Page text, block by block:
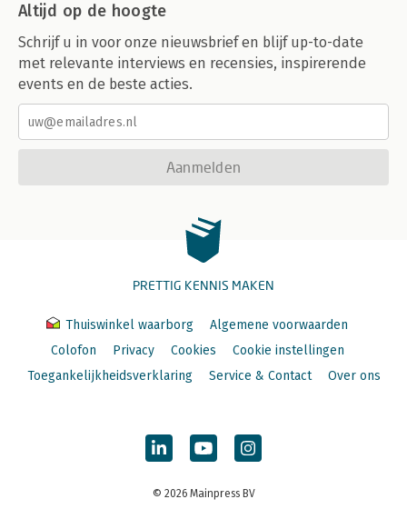
Altijd op de hoogte
Schrijf u in voor onze nieuwsbrief en blijf up-to-date
met relevante interviews en recensies, inspirerende
events en de beste acties.
Aanmelden
PRETTIG KENNIS MAKEN
Thuiswinkel waarborg
Algemene voorwaarden
Colofon
Privacy Cookies
Cookie instellingen
Toegankelijkheidsverklaring
Service & Contact Over ons
© 2026 Mainpress BV